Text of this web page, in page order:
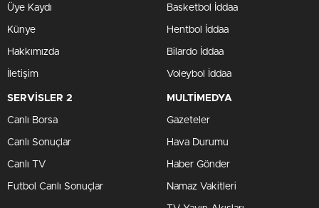
Üye Kaydı
Künye
Hakkımızda
İletişim
Basketbol İddaa
Hentbol İddaa
Bilardo İddaa
Voleybol İddaa
SERVİSLER 2
Canlı Borsa
Canlı Sonuçlar
Canlı TV
Futbol Canlı Sonuçlar
MULTİMEDYA
Gazeteler
Hava Durumu
Haber Gönder
Namaz Vakitleri